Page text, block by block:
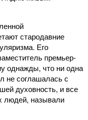
стародавние
Его
премьер-
однажды, что ни одна
не соглашалась с
духовность, и все
людей, называли